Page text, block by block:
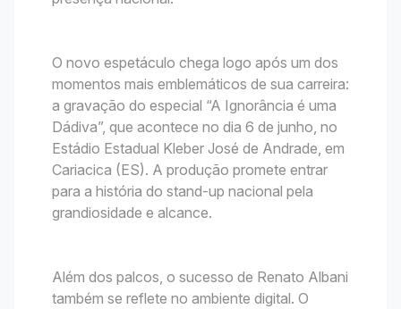
O novo espetáculo chega logo após um dos
momentos mais emblemáticos de sua carreira:
a gravação do especial “A Ignorância é uma
Dádiva”, que acontece no dia 6 de junho, no
Estádio Estadual Kleber José de Andrade, em
Cariacica (ES). A produção promete entrar
para a história do stand-up nacional pela
grandiosidade e alcance.
Além dos palcos, o sucesso de Renato Albani
também se reflete no ambiente digital. O